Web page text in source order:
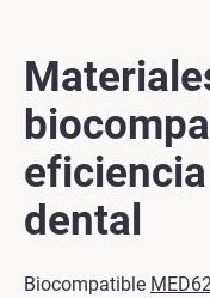
dental
Biocompatible